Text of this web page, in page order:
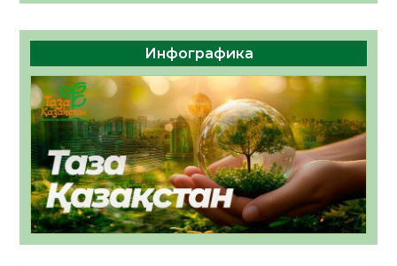
Инфографика